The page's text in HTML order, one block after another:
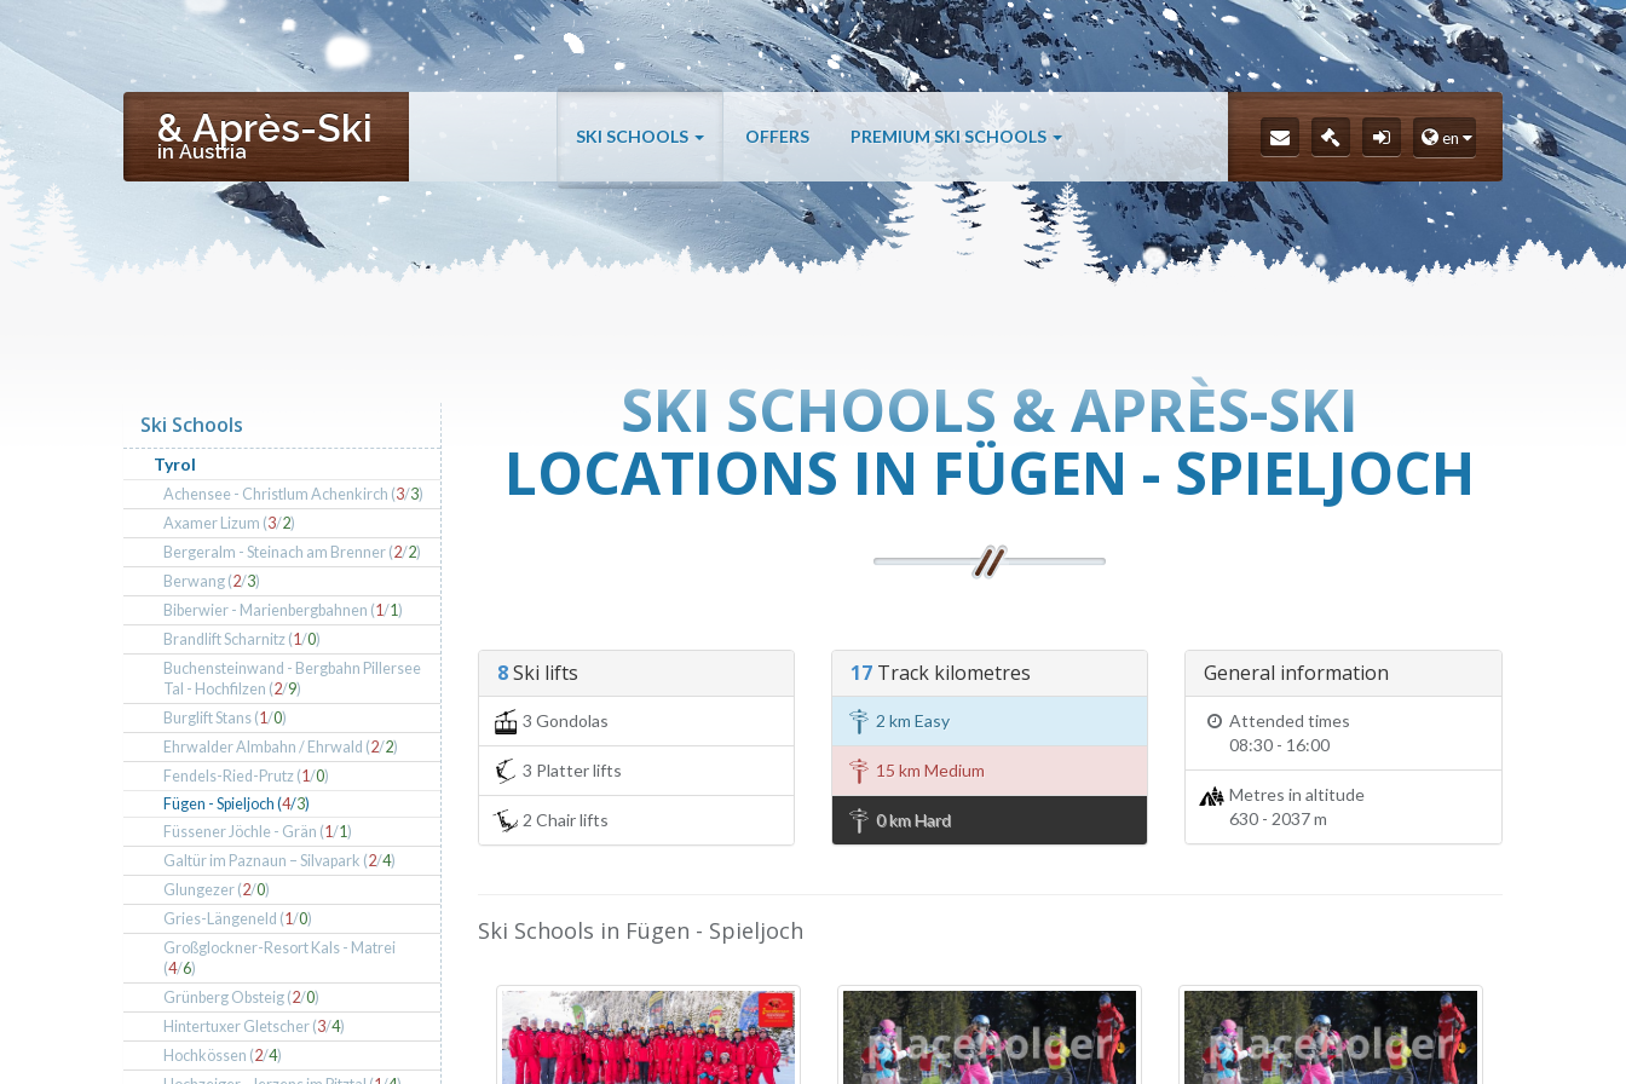
& Après-Ski
in Austria
SKI SCHOOLS OFFERS PREMIUM SKI SCHOOLS en
SKI SCHOOLS & APRÈS-SKI
LOCATIONS IN FÜGEN - SPIELJOCH
8Ski lifts
3 Gondolas
3 Platter lifts
2 Chair lifts
17Track kilometres
2 km Easy
15 km Medium
0 km Hard
General information
Attended times
08:30 - 16:00
Metres in altitude
630 - 2037 m
Ski Schools in Fügen - Spieljoch
Ski Schools
Tyrol
Achensee - Christlum Achenkirch (3/3)
Axamer Lizum (3/2)
Bergeralm - Steinach am Brenner (2/2)
Berwang (2/3)
Biberwier - Marienbergbahnen (1/1)
Brandlift Scharnitz (1/0)
Buchensteinwand - Bergbahn Pillersee
Tal - Hochfilzen (2/9)
Burglift Stans (1/0)
Ehrwalder Almbahn / Ehrwald (2/2)
Fendels-Ried-Prutz (1/0)
Fügen - Spieljoch (4/3)
Füssener Jöchle - Grän (1/1)
Galtür im Paznaun – Silvapark (2/4)
Glungezer (2/0)
Gries-Längeneld (1/0)
Großglockner-Resort Kals - Matrei
(4/6)
Grünberg Obsteig (2/0)
Hintertuxer Gletscher (3/4)
Hochkössen (2/4)